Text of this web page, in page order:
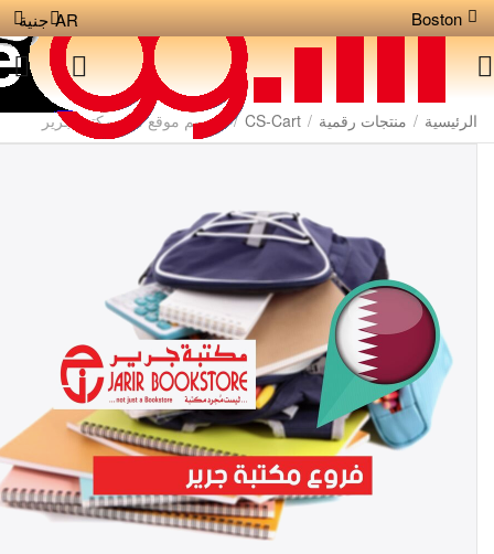
Boston جنية AR
الرئيسية / منتجات رقمية /
CS-Cart
/ تصميم موقع مثل مكتبة جرير